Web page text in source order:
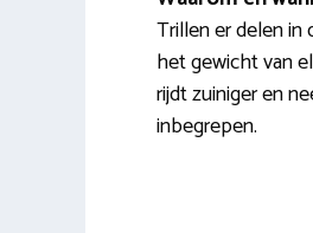
Trillen er delen in
het gewicht van
rijdt zuiniger en
inbegrepen.